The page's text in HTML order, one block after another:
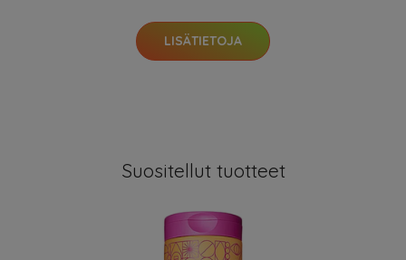
LISÄTIETOJA
Suositellut tuotteet